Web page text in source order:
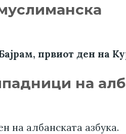
првиот ден на
на
на албанската азбука.